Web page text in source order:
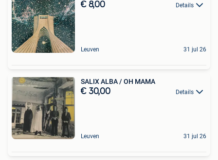
€ 8,00 Details
Leuven 31 jul 26
SALIX ALBA / OH MAMA
€ 30,00 Details
Leuven 31 jul 26